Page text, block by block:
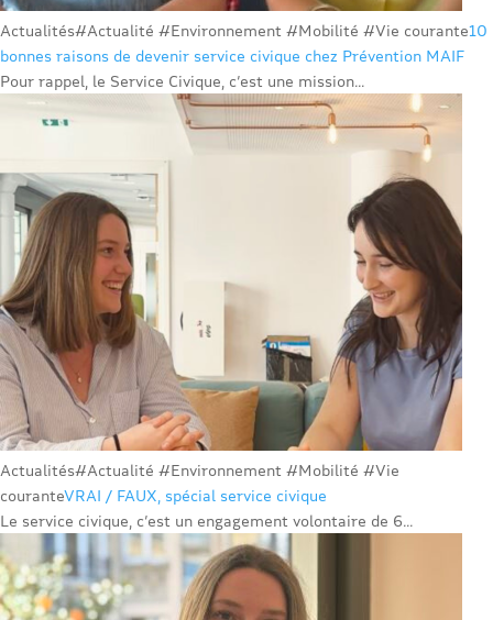
Actualités#Actualité #Environnement #Mobilité #Vie courante10
bonnes raisons de devenir service civique chez Prévention MAIF
Pour rappel, le Service Civique, c’est une mission...
Actualités#Actualité #Environnement #Mobilité #Vie
couranteVRAI / FAUX, spécial service civique
Le service civique, c’est un engagement volontaire de 6...